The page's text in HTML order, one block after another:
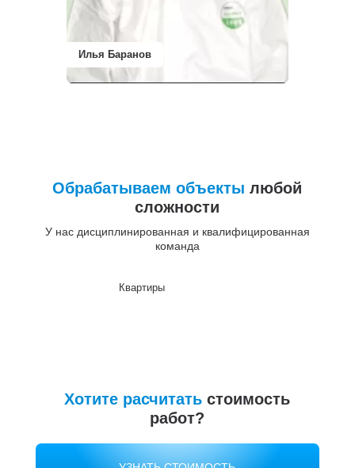
Илья Баранов
Обрабатываем объекты любой
сложности
У нас дисциплинированная и квалифицированная
команда
Квартиры
Хотите расчитать стоимость
работ?